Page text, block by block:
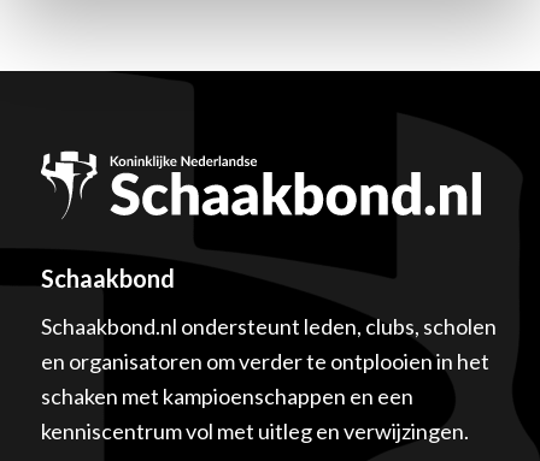
Schaakbond
Schaakbond.nl ondersteunt leden, clubs, scholen
en organisatoren om verder te ontplooien in het
schaken met kampioenschappen en een
kenniscentrum vol met uitleg en verwijzingen.